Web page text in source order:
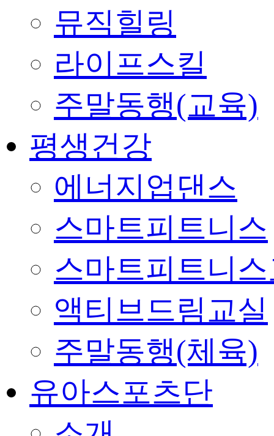
뮤직힐링
라이프스킬
주말동행(교육)
평생건강
에너지업댄스
스마트피트니스
스마트피트니
액티브드림교실
주말동행(체육)
유아스포츠단